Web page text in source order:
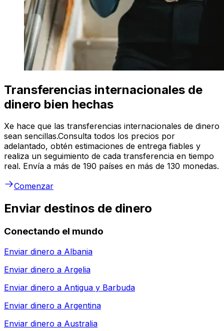
Transferencias internacionales de
dinero bien hechas
Xe hace que las transferencias internacionales de dinero
sean sencillas.Consulta todos los precios por
adelantado, obtén estimaciones de entrega fiables y
realiza un seguimiento de cada transferencia en tiempo
real. Envía a más de 190 países en más de 130 monedas.
Comenzar
Enviar destinos de dinero
Conectando el mundo
Enviar dinero a Albania
Enviar dinero a Argelia
Enviar dinero a Antigua y Barbuda
Enviar dinero a Argentina
Enviar dinero a Australia